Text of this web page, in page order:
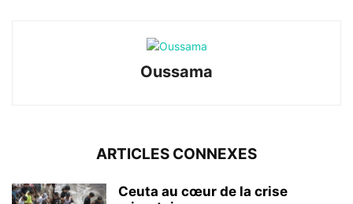
Oussama
ARTICLES CONNEXES
Ceuta au cœur de la crise